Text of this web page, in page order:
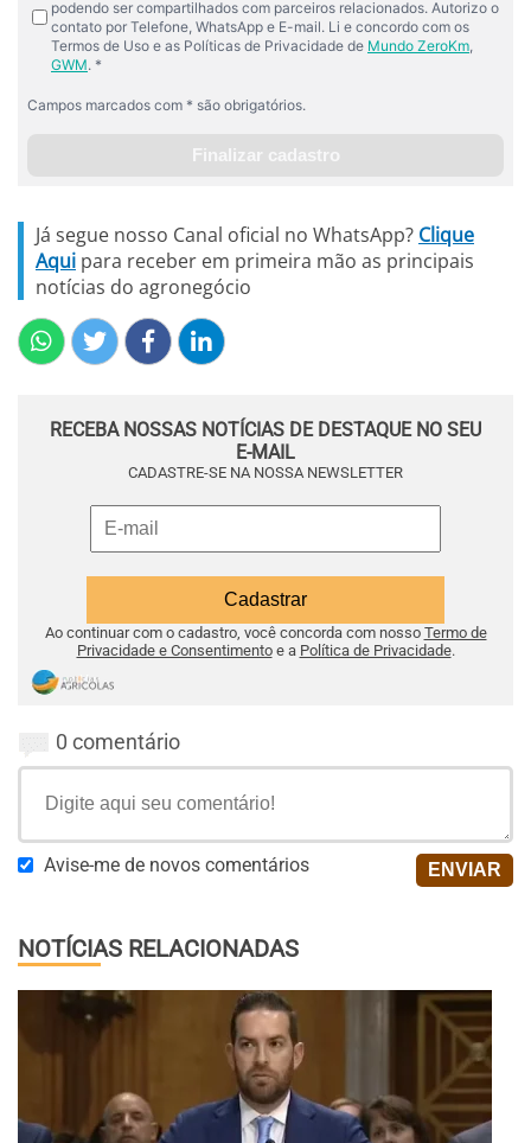
Já segue nosso Canal oficial no WhatsApp? Clique
Aqui para receber em primeira mão as principais
notícias do agronegócio
RECEBA NOSSAS NOTÍCIAS DE DESTAQUE NO SEU
E-MAIL
CADASTRE-SE NA NOSSA NEWSLETTER
Ao continuar com o cadastro, você concorda com nosso Termo de
Privacidade e Consentimentoe a Política de Privacidade.
0 comentário
Avise-me de novos comentários
NOTÍCIAS RELACIONADAS